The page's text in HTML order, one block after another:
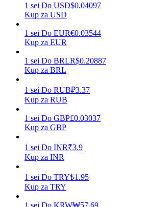
Zarabiać
Mocna Świnka
1 sei Do USD$0.04097
Kup za USD
1 sei Do EUR€0.03544
Kup za EUR
1 sei Do BRLR$0.20887
Kup za BRL
1 sei Do RUB₽3.37
Kup za RUB
1 sei Do GBP£0.03037
Kup za GBP
1 sei Do INR₹3.9
Kup za INR
1 sei Do TRY₺1.95
Kup za TRY
1 sei Do KRW₩57.69